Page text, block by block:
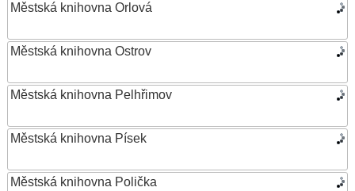
Městská knihovna Orlová
Městská knihovna Ostrov
Městská knihovna Pelhřimov
Městská knihovna Písek
Městská knihovna Polička